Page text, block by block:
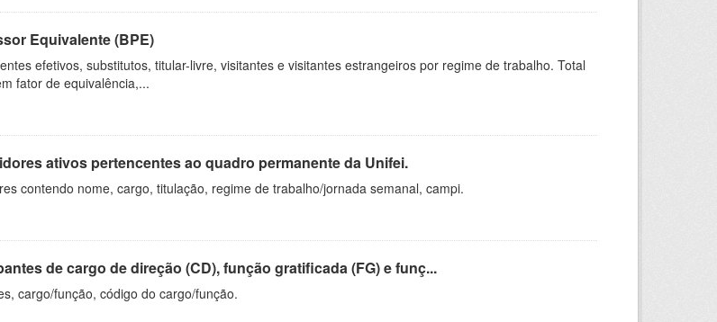
Equivalente (BPE)
efetivos, substitutos, titular-livre, visitantes e visitantes estrangeiros por regime de trabalho. Total
fator de equivalência,...
ativos pertencentes ao quadro permanente da Unifei.
contendo nome, cargo, titulação, regime de trabalho/jornada semanal, campi.
de cargo de direção (CD), função gratificada (FG) e funç...
cargo/função, código do cargo/função.